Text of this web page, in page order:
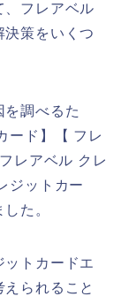
、フレアベル
策をいくつ
を調べるた
ード】【 フレ
レアベル クレ
ジットカー
た。
ットカードエ
られること